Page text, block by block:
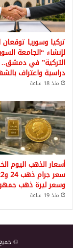
تركيا وسوريا توقعان
لإنشاء “الجامعة
التركية” في
دراسية واعتراف
منذ 18 ساعة
أسعار الذهب اليوم
وسعر ليرة ذهب
منذ 19 ساعة
© جميع